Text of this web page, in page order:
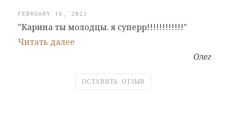
FEBRUARY 16, 2023
"Карина ты молодцы. я суперр!!!!!!!!!!!!"
Читать далее
Олег
ОСТАВИТЬ ОТЗЫВ